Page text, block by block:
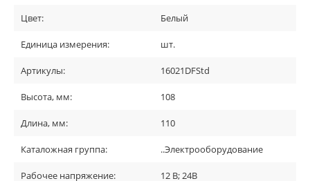
Цвет: Белый
Единица измерения: шт.
Артикулы: 16021DFStd
Высота, мм: 108
Длина, мм: 110
Каталожная группа: ..Электрооборудование
Рабочее напряжение: 12 В; 24В